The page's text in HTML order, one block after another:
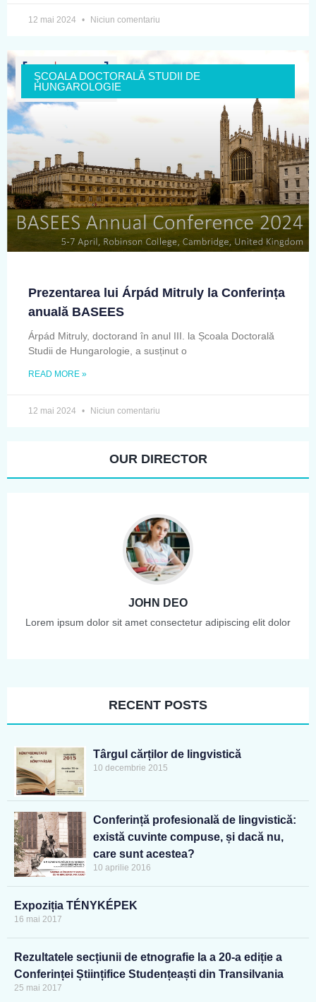
12 mai 2024 Niciun comentariu
ŞCOALA DOCTORALĂ STUDII DE
HUNGAROLOGIE
Prezentarea lui Árpád Mitruly la Conferința
anuală BASEES
Árpád Mitruly, doctorand în anul III. la Școala Doctorală
Studii de Hungarologie, a susținut o
READ MORE »
12 mai 2024 Niciun comentariu
OUR DIRECTOR
JOHN DEO
Lorem ipsum dolor sit amet consectetur adipiscing elit dolor
RECENT POSTS
Târgul cărților de lingvistică
10 decembrie 2015
Conferință profesională de lingvistică:
există cuvinte compuse, și dacă nu,
care sunt acestea?
10 aprilie 2016
Expoziția TÉNYKÉPEK
16 mai 2017
Rezultatele secțiunii de etnografie la a 20-a ediție a
Conferinței Științifice Studențeaști din Transilvania
25 mai 2017